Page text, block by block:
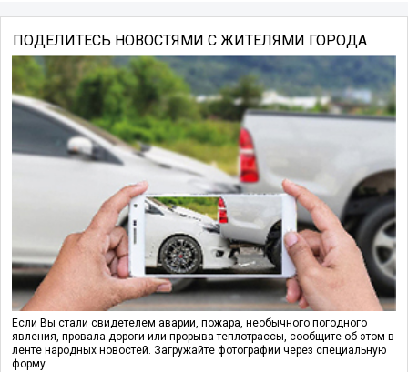
ПОДЕЛИТЕСЬ НОВОСТЯМИ С ЖИТЕЛЯМИ ГОРОДА
Если Вы стали свидетелем аварии, пожара, необычного погодного
явления, провала дороги или прорыва теплотрассы, сообщите об этом в
ленте народных новостей. Загружайте фотографии через специальную
форму.